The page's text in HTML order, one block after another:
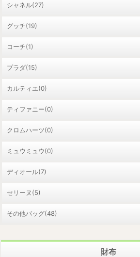
シャネル(27)
グッチ(19)
コーチ(1)
プラダ(15)
カルティエ(0)
ティファニー(0)
クロムハーツ(0)
ミュウミュウ(0)
ディオール(7)
セリーヌ(5)
その他バッグ(48)
財布